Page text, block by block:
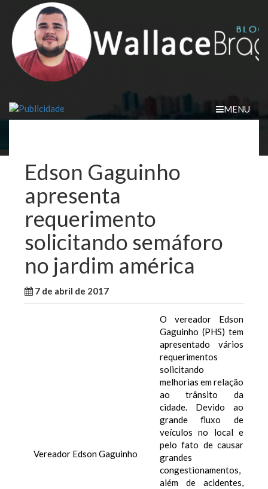
content
MENU
Edson Gaguinho
apresenta
requerimento
solicitando semáforo
no jardim américa
7 de abril de 2017
Vereador Edson Gaguinho
O vereador Edson
Gaguinho (PHS) tem
apresentado vários
requerimentos
solicitando
melhorias em relação
ao trânsito da
cidade. Devido ao
grande fluxo de
veículos no local e
pelo fato de causar
grandes
congestionamentos,
além de acidentes,